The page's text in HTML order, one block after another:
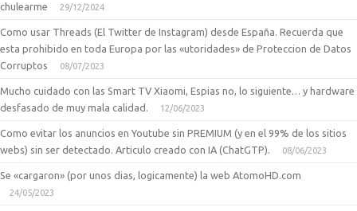
chulearme
29/12/2024
Como usar Threads (El Twitter de Instagram) desde España. Recuerda que
esta prohibido en toda Europa por las «utoridades» de Proteccion de Datos
Corruptos
08/07/2023
Mucho cuidado con las Smart TV Xiaomi, Espias no, lo siguiente… y hardware
desfasado de muy mala calidad.
12/06/2023
Como evitar los anuncios en Youtube sin PREMIUM (y en el 99% de los sitios
webs) sin ser detectado. Articulo creado con IA (ChatGTP).
08/06/2023
Se «cargaron» (por unos dias, logicamente) la web AtomoHD.com
24/05/2023